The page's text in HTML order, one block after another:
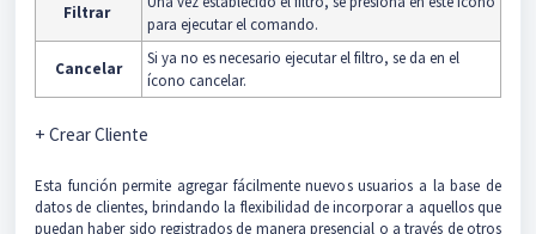
Filtrar
para ejecutar el comando.
Cancelar
Si ya no es necesario ejecutar el filtro, se da en el
ícono cancelar.
+ Crear Cliente
Esta función permite agregar fácilmente nuevos usuarios a la base de
datos de clientes, brindando la flexibilidad de incorporar a aquellos que
puedan haber sido registrados de manera presencial o a través de otros